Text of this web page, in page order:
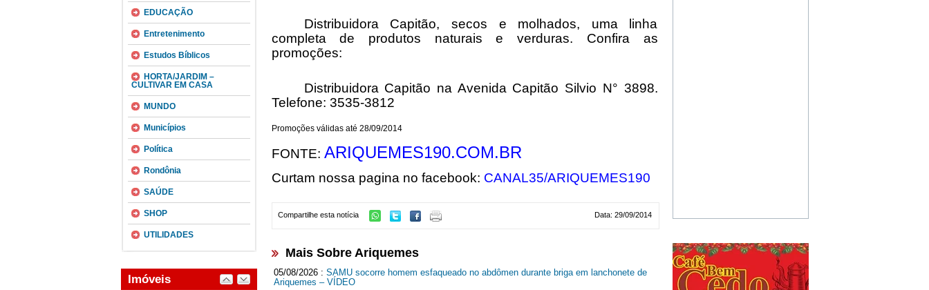
EDUCAÇÃO
Entretenimento
Estudos Bíblicos
HORTA/JARDIM –
CULTIVAR EM CASA
MUNDO
Municípios
Política
Rondônia
SAÚDE
SHOP
UTILIDADES
Distribuidora Capitão, secos e molhados, uma linha
completa de produtos naturais e verduras. Confira as
promoções:
Distribuidora Capitão na Avenida Capitão Silvio N° 3898.
Telefone: 3535-3812
Promoções válidas até 28/09/2014
FONTE: ARIQUEMES190.COM.BR
Curtam nossa pagina no facebook: CANAL35/ARIQUEMES190
Data: 29/09/2014
Compartilhe esta notícia
Mais Sobre Ariquemes
05/08/2026 : SAMU socorre homem esfaqueado no abdômen durante briga em lanchonete de
Ariquemes – VÍDEO